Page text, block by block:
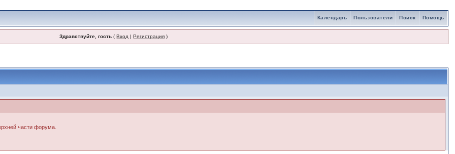
Помощь
Поиск
Пользователи
Календарь
Здравствуйте, гость (Вход |Регистрация )
части форума.